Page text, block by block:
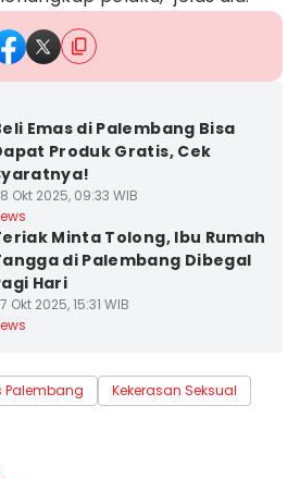
Emas di Palembang Bisa
Produk Gratis, Cek
Okt 2025, 09:33 WIB
Minta Tolong, Ibu Rumah
di Palembang Dibegal
Hari
Okt 2025, 15:31 WIB
Palembang Kekerasan Seksual